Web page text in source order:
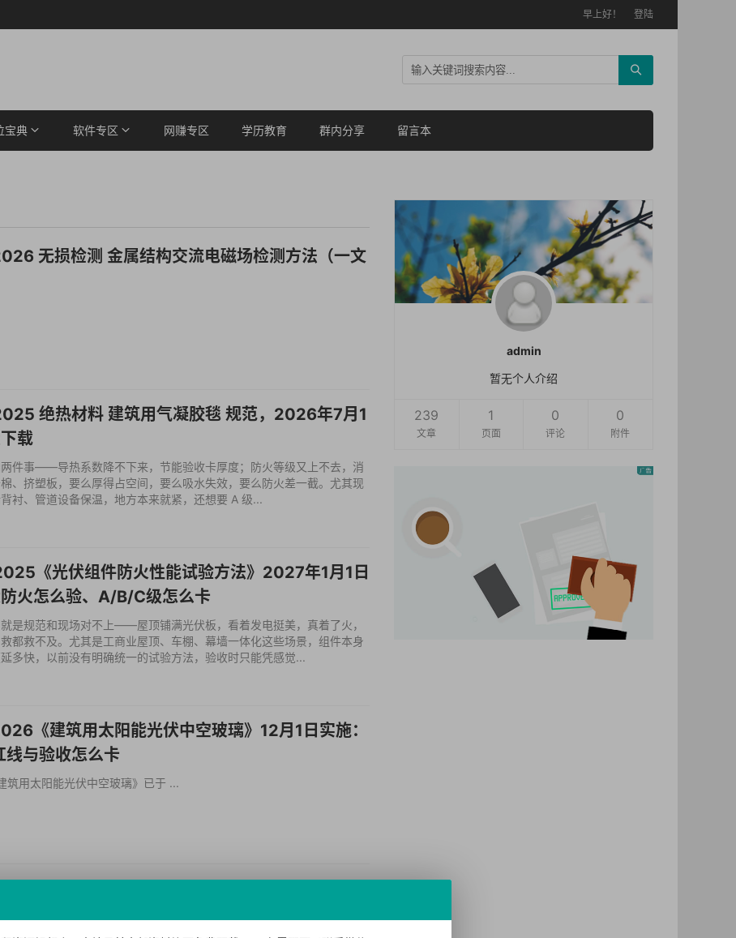
早上好！ 登陆
宝典 软件专区 网赚专区 学历教育 群内分享 留言本
无损检测 金属结构交流电磁场检测方法（一文
绝热材料 建筑用气凝胶毯 规范，2026年7月1
载
件事——导热系数降不下来，节能验收卡厚度；防火等级又上不去，消
、挤塑板，要么厚得占空间，要么吸水失效，要么防火差一截。尤其现
衬、管道设备保温，地方本来就紧，还想要 A 级...
《光伏组件防火性能试验方法》2027年1月1日
火怎么验、A/B/C级怎么卡
是规范和现场对不上——屋顶铺满光伏板，看着发电挺美，真着了火，
都救不及。尤其是工商业屋顶、车棚、幕墙一体化这些场景，组件本身
多快，以前没有明确统一的试验方法，验收时只能凭感觉...
《建筑用太阳能光伏中空玻璃》12月1日实施：
与验收怎么卡
用太阳能光伏中空玻璃》已于 ...
本
https://pan.quark.cn/s/7a9016b41f3f15ZD01 民用建筑防雷与接地装
admin
暂无个人介绍
239
文章
1
页面
0
评论
0
附件